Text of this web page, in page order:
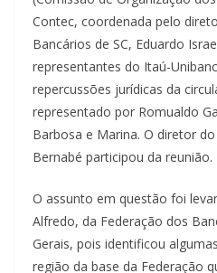
Contec, coordenada pelo
Bancários de SC, Eduardo
representantes do Itaú-
repercussões jurídicas da
representado por Romualdo
Barbosa e Marina. O diretor
Bernabé participou da reunião.
O assunto em questão foi
Alfredo, da Federação dos
Gerais, pois identificou
região da base da Federação